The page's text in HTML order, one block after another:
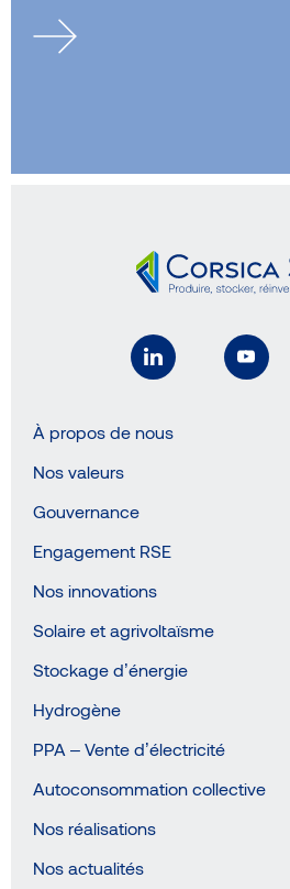
À propos de nous
Nos valeurs
Gouvernance
Engagement RSE
Nos innovations
Solaire et agrivoltaïsme
Stockage d’énergie
Hydrogène
PPA – Vente d’électricité
Autoconsommation collective
Nos réalisations
Nos actualités